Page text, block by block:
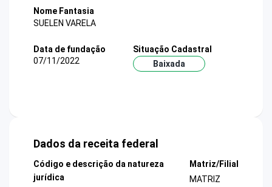
Nome Fantasia
SUELEN VARELA
Data de fundação
07/11/2022
Situação Cadastral
Baixada
Dados da receita federal
Código e descrição da natureza
jurídica
Matriz/Filial
MATRIZ